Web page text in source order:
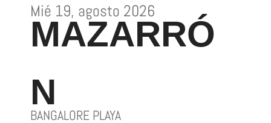
Mié 19, agosto 2026
MAZARRÓ
N
BANGALORE PLAYA